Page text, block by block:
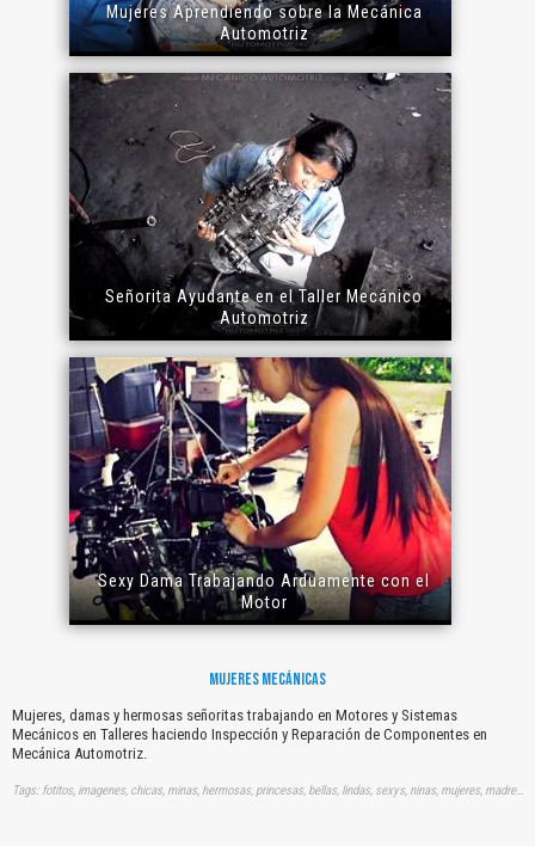
Mujeres Aprendiendo sobre la Mecánica
Automotriz
Señorita Ayudante en el Taller Mecánico
Automotriz
Sexy Dama Trabajando Arduamente con el
Motor
MUJERES MECÁNICAS
Mujeres, damas y hermosas señoritas trabajando en Motores y Sistemas
Mecánicos en Talleres haciendo Inspección y Reparación de Componentes en
Mecánica Automotriz.
Tags: fotitos, imagenes, chicas, minas, hermosas, princesas, bellas, lindas, sexys, ninas, mujeres, madres, féminas, feminas, femeninas
El Título es incorrecto según el contenido.
Texto o Imagen de portada son erróneos.
No carga o no se visualiza el contenido.
Reportar otro tipo de error...